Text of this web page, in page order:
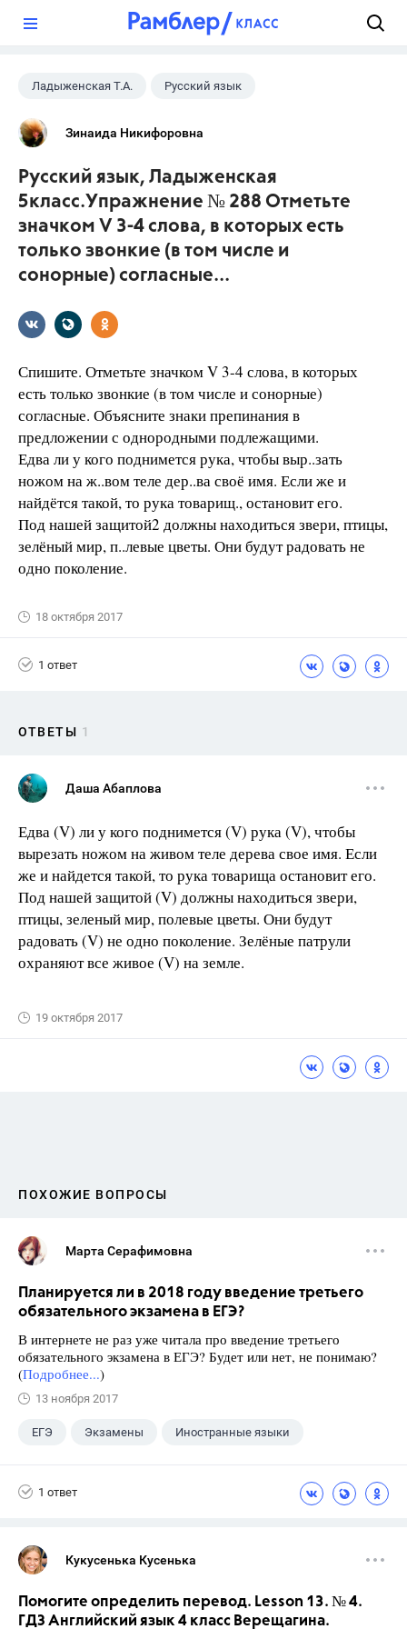
Ладыженская Т.А. Русский язык
5 класс
Зинаида Никифоровна
Русский язык, Ладыженская
5класс.Упражнение № 288 Отметьте
значком V 3-4 слова, в которых есть
только звонкие (в том числе и
сонорные) согласные...
Спишите. Отметьте значком V 3-4 слова, в которых
есть только звонкие (в том числе и сонорные)
согласные. Объясните знаки препинания в
предложении с однородными подлежащими.
Едва ли у кого поднимется рука, чтобы выр..зать
ножом на ж..вом теле дер..ва своё имя. Если же и
найдётся такой, то рука товарищ., остановит его.
Под нашей защитой2 должны находиться звери, птицы,
зелёный мир, п..левые цветы. Они будут радовать не
одно поколение.
18 октября 2017
1 ответ
ОТВЕТЫ 1
Даша Абаплова
Едва (V) ли у кого поднимется (V) рука (V), чтобы
вырезать ножом на живом теле дерева свое имя. Если
же и найдется такой, то рука товарища остановит его.
Под нашей защитой (V) должны находиться звери,
птицы, зеленый мир, полевые цветы. Они будут
радовать (V) не одно поколение. Зелёные патрули
охраняют все живое (V) на земле.
19 октября 2017
ПОХОЖИЕ ВОПРОСЫ
Марта Серафимовна
Планируется ли в 2018 году введение третьего
обязательного экзамена в ЕГЭ?
В интернете не раз уже читала про введение третьего
обязательного экзамена в ЕГЭ? Будет или нет, не понимаю?
(Подробнее...)
13 ноября 2017
ЕГЭ Экзамены Иностранные языки
1 ответ
Кукусенька Кусенька
Помогите определить перевод. Lesson 13. № 4.
ГДЗ Английский язык 4 класс Верещагина.